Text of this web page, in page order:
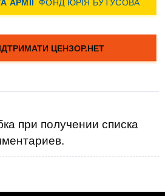
при получении списка